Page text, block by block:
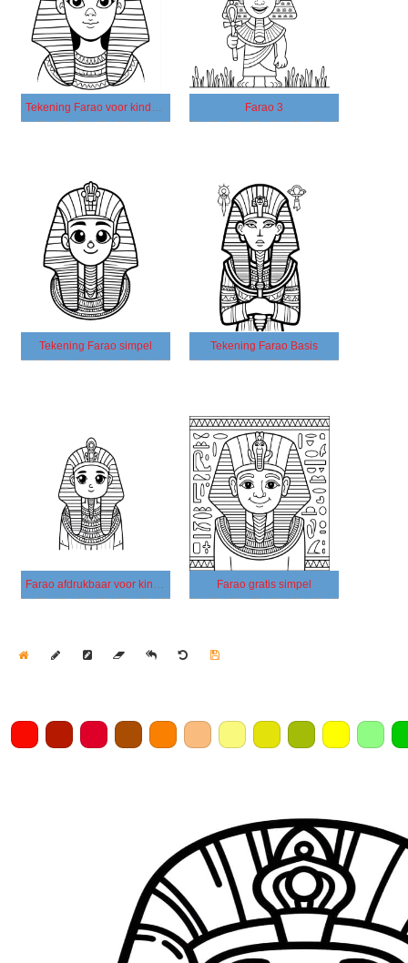
Tekening Farao voor kinderen Farao 3
Tekening Farao simpel Tekening Farao Basis
Farao afdrukbaar voor kinderen Farao gratis simpel